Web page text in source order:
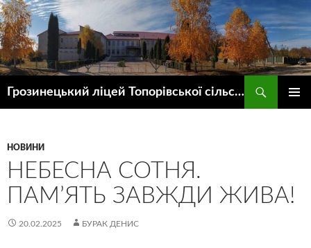
Грозинецький ліцей Топорівської сільської ради
НОВИНИ
НЕБЕСНА СОТНЯ.
ПАМ’ЯТЬ ЗАВЖДИ ЖИВА!
20.02.2025 БУРАК ДЕНИС